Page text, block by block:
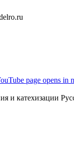
page opens in
и катехизации